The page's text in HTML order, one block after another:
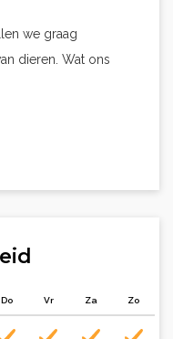
we graag
dieren. Wat ons
Do Vr Za Zo